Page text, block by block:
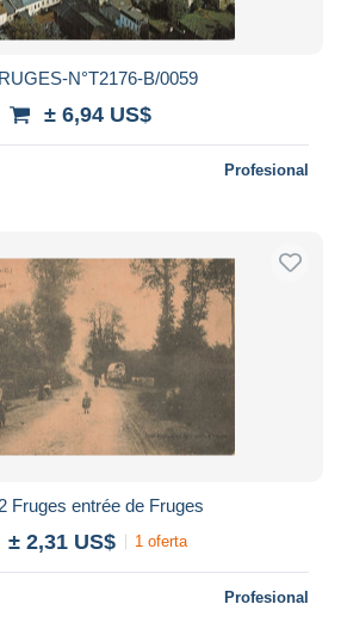
N°T2176-B/0059
± 6,94 US$
Profesional
Fruges entrée de Fruges
± 2,31 US$ 1 oferta
Profesional